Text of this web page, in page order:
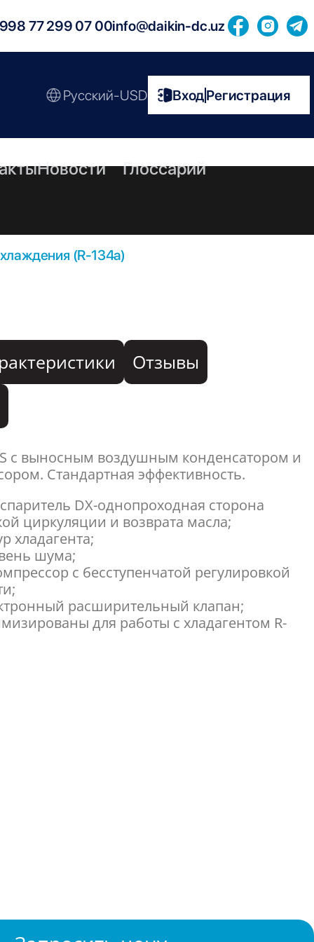
77 299 07 00info@daikin-dc.uz
Русский-USD ВходРегистрация
Новости Глоссарий
(R-134a)
Отзывы
с выносным воздушным конденсатором и
Стандартная эффективность.
DX-однопроходная сторона
циркуляции и возврата масла;
хладагента;
шума;
с бесступенчатой регулировкой
расширительный клапан;
для работы с хладагентом R-